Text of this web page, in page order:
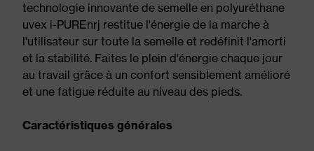
technologie innovante de semelle en polyuréthane
uvex i-PUREnrj restitue l'énergie de la marche à
l'utilisateur sur toute la semelle et redéfinit l'amorti
et la stabilité. Faites le plein d'énergie chaque jour
au travail grâce à un confort sensiblement amélioré
et une fatigue réduite au niveau des pieds.
Caractéristiques générales